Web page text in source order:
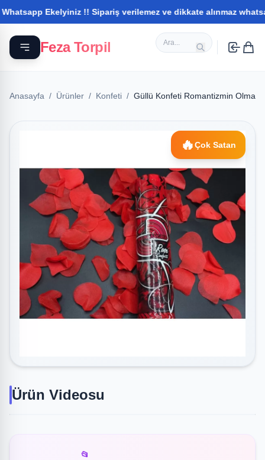
Ekelyiniz !! Sipariş verilemez ve dikkate alınmaz
Feza Torpil
Anasayfa / Ürünler / Konfeti / Güllü Konfeti Romantizmin
🔥Çok Satan
Ürün Videosu
📂